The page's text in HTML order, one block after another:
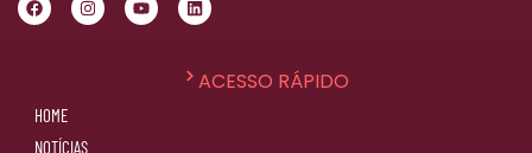
ACESSO RÁPIDO
HOME
NOTÍCIAS